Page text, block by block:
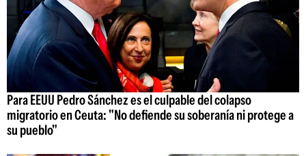
Para EEUU Pedro Sánchez es el culpable del colapso
migratorio en Ceuta: "No defiende su soberanía ni protege a
su pueblo"